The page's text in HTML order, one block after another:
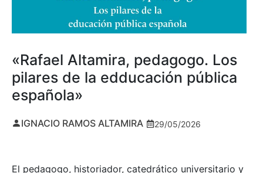
«Rafael Altamira, pedagogo. Los
pilares de la edducación pública
española»
IGNACIO RAMOS ALTAMIRA 29/05/2026
El pedagogo, historiador, catedrático universitario y